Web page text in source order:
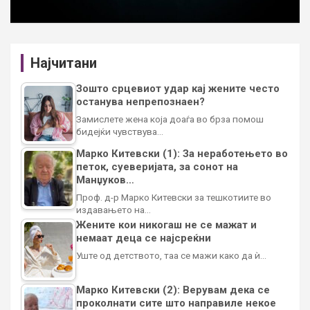
Најчитани
Зошто срцевиот удар кај жените често
останува непрепознаен?
Замислете жена која доаѓа во брза помош
бидејќи чувствува…
Марко Китевски (1): За неработењето во
петок, суеверијата, за сонот на
Манџуков…
Проф. д-р Марко Китевски за тешкотиите во
издавањето на…
Жените кои никогаш не се мажат и
немаат деца се најсреќни
Уште од детството, таа се мажи како да ѝ…
Марко Китевски (2): Верувам дека се
проколнати сите што направиле некое